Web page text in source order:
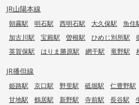
JR山陽本線
朝霧駅 明石駅 西明石駅 大久保駅 魚住
加古川駅
宝殿駅 曽根駅 ひめじ別所駅
英賀保駅
はりま勝原駅 網干駅 竜野駅
JR播但線
姫路駅 京口駅 野里駅 砥堀駅 仁豊野駅
甘地駅
鶴居駅 新野駅 寺前駅 長谷駅